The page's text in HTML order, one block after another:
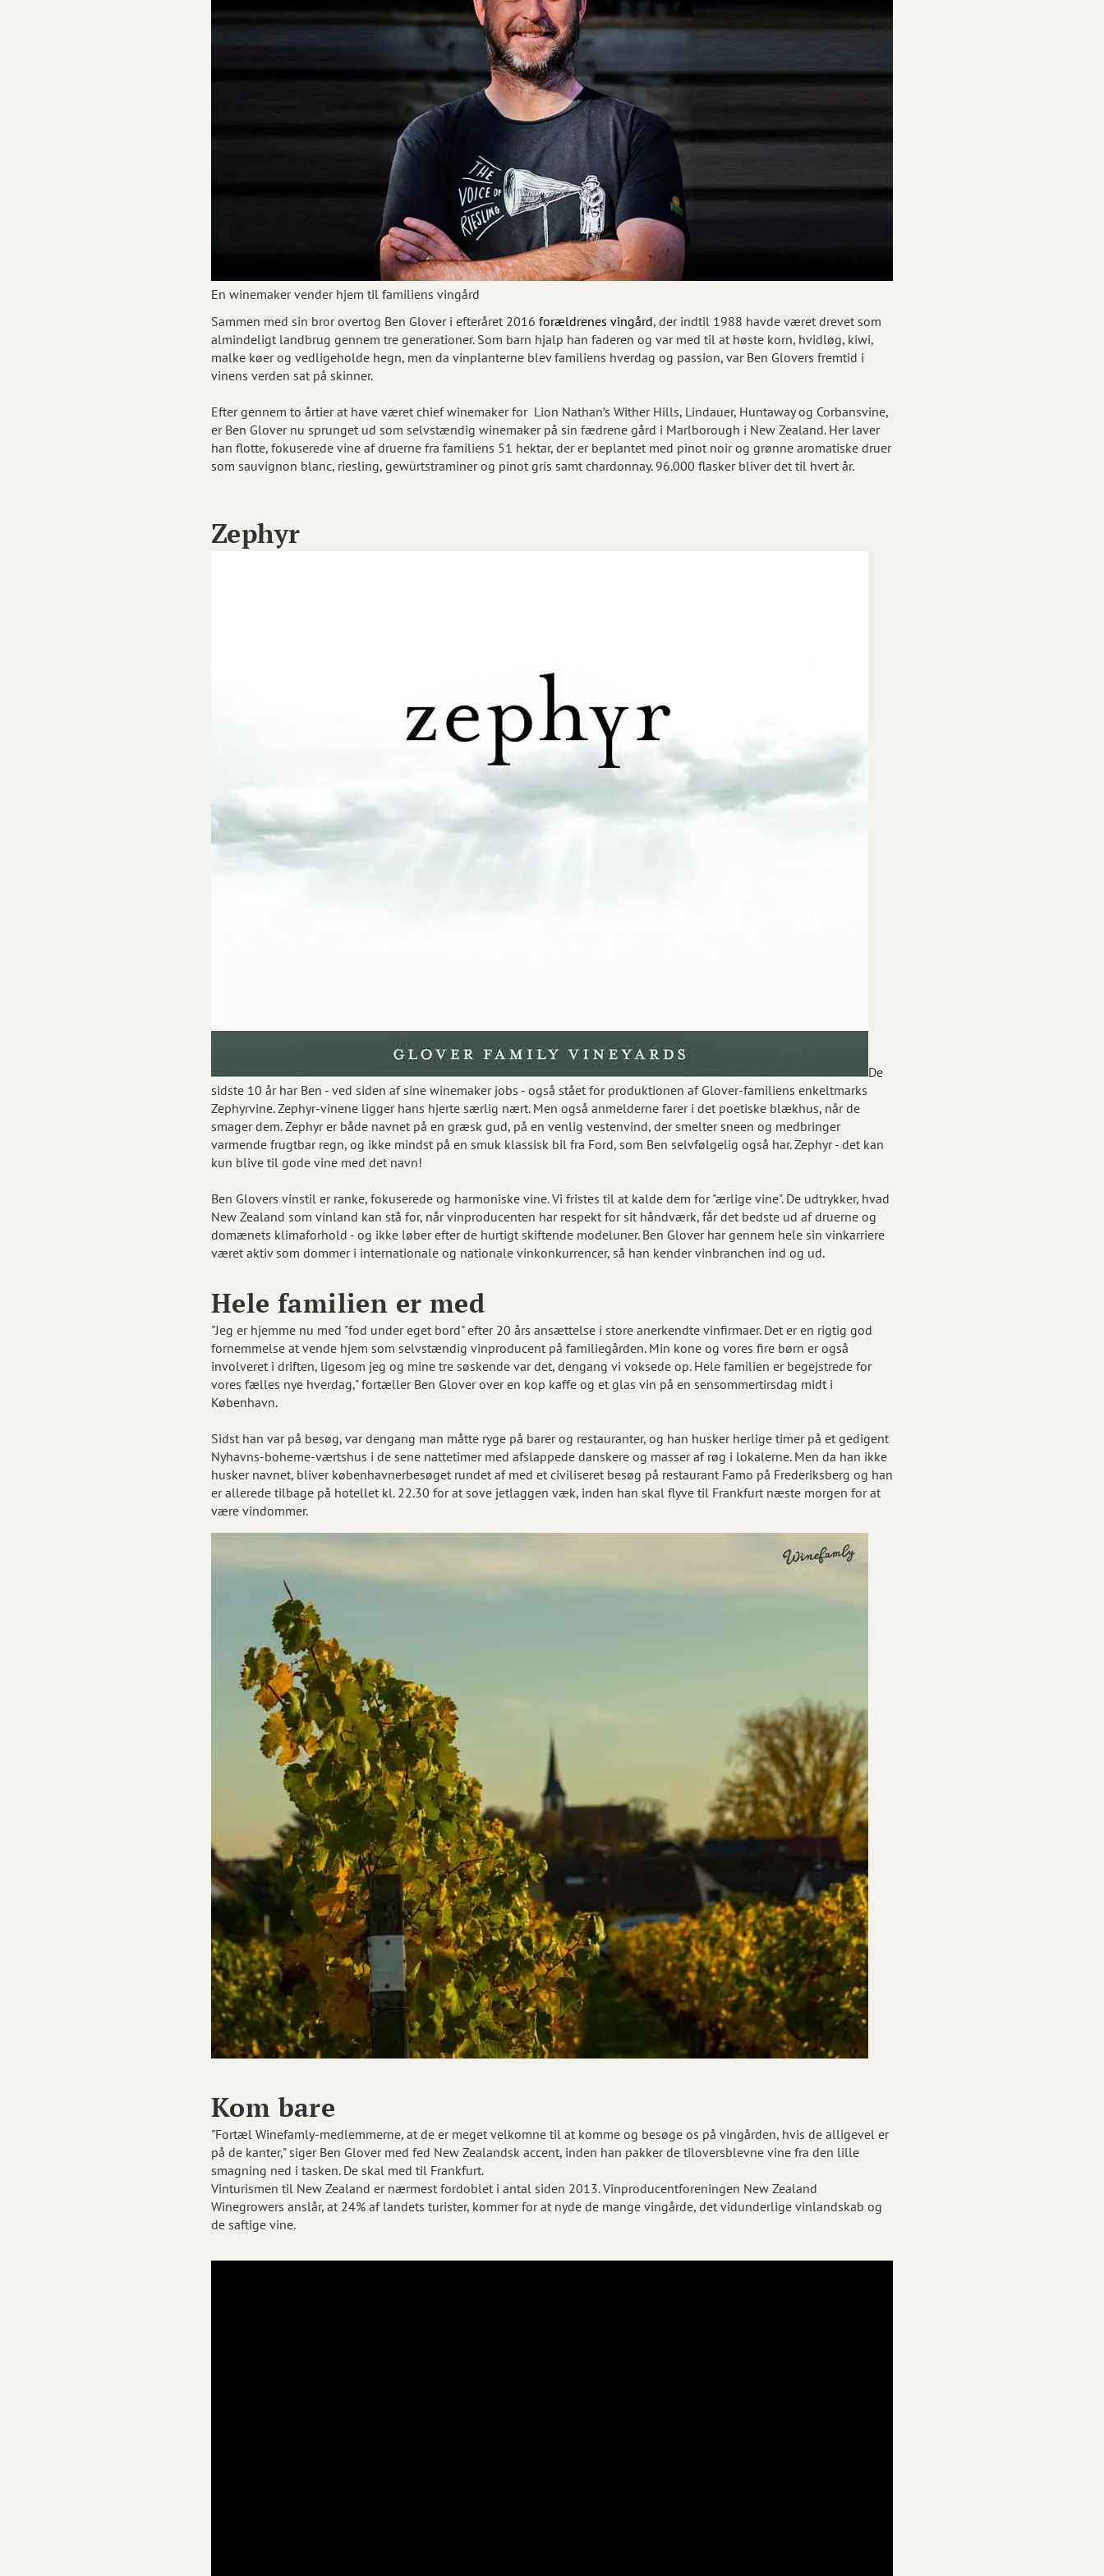
En winemaker vender hjem til familiens vingård
Sammen med sin bror overtog Ben Glover i efteråret 2016 forældrenes vingård, der indtil 1988 havde været drevet som
almindeligt landbrug gennem tre generationer. Som barn hjalp han faderen og var med til at høste korn, hvidløg, kiwi,
malke køer og vedligeholde hegn, men da vinplanterne blev familiens hverdag og passion, var Ben Glovers fremtid i
vinens verden sat på skinner.
Efter gennem to årtier at have været chief winemaker for Lion Nathan’s Wither Hills, Lindauer, Huntaway og Corbansvine,
er Ben Glover nu sprunget ud som selvstændig winemaker på sin fædrene gård i Marlborough i New Zealand. Her laver
han flotte, fokuserede vine af druerne fra familiens 51 hektar, der er beplantet med pinot noir og grønne aromatiske druer
som sauvignon blanc, riesling, gewürtstraminer og pinot gris samt chardonnay. 96.000 flasker bliver det til hvert år.
Zephyr
De
sidste 10 år har Ben - ved siden af sine winemaker jobs - også stået for produktionen af Glover-familiens enkeltmarks
Zephyrvine. Zephyr-vinene ligger hans hjerte særlig nært. Men også anmelderne farer i det poetiske blækhus, når de
smager dem. Zephyr er både navnet på en græsk gud, på en venlig vestenvind, der smelter sneen og medbringer
varmende frugtbar regn, og ikke mindst på en smuk klassisk bil fra Ford, som Ben selvfølgelig også har. Zephyr - det kan
kun blive til gode vine med det navn!
Ben Glovers vinstil er ranke, fokuserede og harmoniske vine. Vi fristes til at kalde dem for "ærlige vine". De udtrykker, hvad
New Zealand som vinland kan stå for, når vinproducenten har respekt for sit håndværk, får det bedste ud af druerne og
domænets klimaforhold - og ikke løber efter de hurtigt skiftende modeluner. Ben Glover har gennem hele sin vinkarriere
været aktiv som dommer i internationale og nationale vinkonkurrencer, så han kender vinbranchen ind og ud.
Hele familien er med
"Jeg er hjemme nu med "fod under eget bord" efter 20 års ansættelse i store anerkendte vinfirmaer. Det er en rigtig god
fornemmelse at vende hjem som selvstændig vinproducent på familiegården. Min kone og vores fire børn er også
involveret i driften, ligesom jeg og mine tre søskende var det, dengang vi voksede op. Hele familien er begejstrede for
vores fælles nye hverdag," fortæller Ben Glover over en kop kaffe og et glas vin på en sensommertirsdag midt i
København.
Sidst han var på besøg, var dengang man måtte ryge på barer og restauranter, og han husker herlige timer på et gedigent
Nyhavns-boheme-værtshus i de sene nattetimer med afslappede danskere og masser af røg i lokalerne. Men da han ikke
husker navnet, bliver københavnerbesøget rundet af med et civiliseret besøg på restaurant Famo på Frederiksberg og han
er allerede tilbage på hotellet kl. 22.30 for at sove jetlaggen væk, inden han skal flyve til Frankfurt næste morgen for at
være vindommer.
Kom bare
"Fortæl Winefamly-medlemmerne, at de er meget velkomne til at komme og besøge os på vingården, hvis de alligevel er
på de kanter," siger Ben Glover med fed New Zealandsk accent, inden han pakker de tiloversblevne vine fra den lille
smagning ned i tasken. De skal med til Frankfurt.
Vinturismen til New Zealand er nærmest fordoblet i antal siden 2013. Vinproducentforeningen New Zealand
Winegrowers anslår, at 24% af landets turister, kommer for at nyde de mange vingårde, det vidunderlige vinlandskab og
de saftige vine.